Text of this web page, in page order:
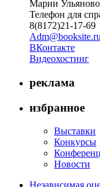
Марии
Телефон для
8(8172)21-17-69
Adm@booksite.ru
ВКонтакте
Видеохостинг
реклама
избранное
Выставки
Конкурсы
Новости